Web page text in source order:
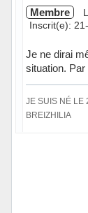
Membre
Inscrit(e):
Je ne dirai
situation.
JE SUIS NÉ LE
BREIZHILIA